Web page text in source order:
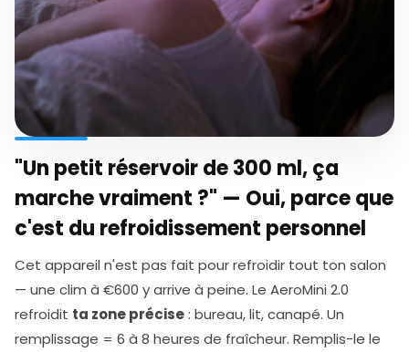
"Un petit réservoir de 300 ml, ça
marche vraiment ?" — Oui, parce que
c'est du refroidissement personnel
Cet appareil n'est pas fait pour refroidir tout ton salon
— une clim à €600 y arrive à peine. Le AeroMini 2.0
refroidit ta zone précise: bureau, lit, canapé. Un
remplissage = 6 à 8 heures de fraîcheur. Remplis-le le